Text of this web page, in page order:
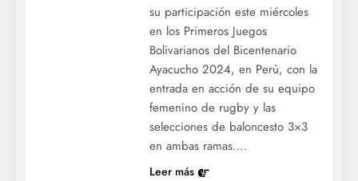
su participación este miércoles
en los Primeros Juegos
Bolivarianos del Bicentenario
Ayacucho 2024, en Perú, con la
entrada en acción de su equipo
femenino de rugby y las
selecciones de baloncesto 3×3
en ambas ramas….
Leer más